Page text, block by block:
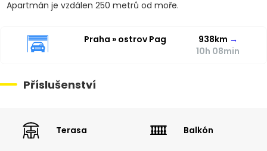
Apartmán je vzdálen 250 metrů od moře.
Praha » ostrov Pag 938km →
10h 08min
Příslušenství
Terasa Balkón